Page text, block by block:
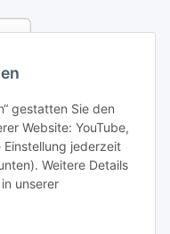
gestatten Sie den
Website: YouTube,
Einstellung jederzeit
Weitere Details
unserer